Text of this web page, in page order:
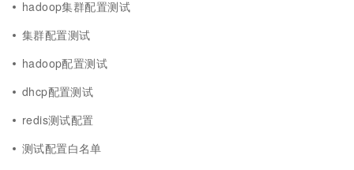
hadoop集群配置测试
集群配置测试
hadoop配置测试
dhcp配置测试
redis测试配置
测试配置白名单